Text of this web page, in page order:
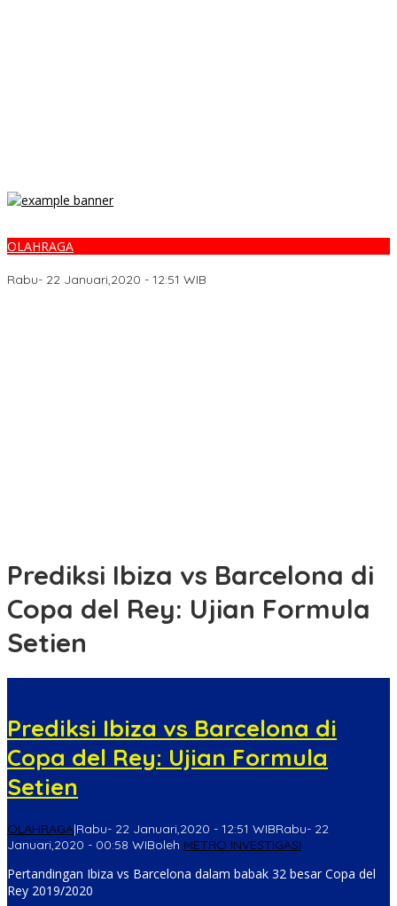
OLAHRAGA
Rabu- 22 Januari,2020 - 12:51 WIB
Prediksi Ibiza vs Barcelona di
Copa del Rey: Ujian Formula
Setien
Prediksi Ibiza vs Barcelona di
Copa del Rey: Ujian Formula
Setien
OLAHRAGA|Rabu- 22 Januari,2020 - 12:51 WIBRabu- 22
Januari,2020 - 00:58 WIBoleh METRO INVESTIGASI
Pertandingan Ibiza vs Barcelona dalam babak 32 besar Copa del
Rey 2019/2020